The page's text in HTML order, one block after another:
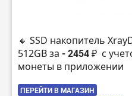
🔸 SSD накопитель
512GB за - 2454 ₽ с
монеты в приложении
ПЕРЕЙТИ В МАГАЗИН